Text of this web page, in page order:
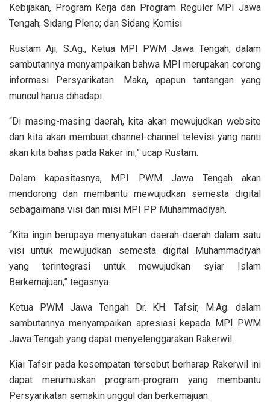
Kebijakan, Program Kerja dan Program Reguler MPI Jawa
Tengah; Sidang Pleno; dan Sidang Komisi.
Rustam Aji, S.Ag., Ketua MPI PWM Jawa Tengah, dalam
sambutannya menyampaikan bahwa MPI merupakan corong
informasi Persyarikatan. Maka, apapun tantangan yang
muncul harus dihadapi.
“Di masing-masing daerah, kita akan mewujudkan website
dan kita akan membuat channel-channel televisi yang nanti
akan kita bahas pada Raker ini,” ucap Rustam.
Dalam kapasitasnya, MPI PWM Jawa Tengah akan
mendorong dan membantu mewujudkan semesta digital
sebagaimana visi dan misi MPI PP Muhammadiyah.
“Kita ingin berupaya menyatukan daerah-daerah dalam satu
visi untuk mewujudkan semesta digital Muhammadiyah
yang terintegrasi untuk mewujudkan syiar Islam
Berkemajuan,” tegasnya.
Ketua PWM Jawa Tengah Dr. KH. Tafsir, M.Ag. dalam
sambutannya menyampaikan apresiasi kepada MPI PWM
Jawa Tengah yang dapat menyelenggarakan Rakerwil.
Kiai Tafsir pada kesempatan tersebut berharap Rakerwil ini
dapat merumuskan program-program yang membantu
Persyarikatan semakin unggul dan berkemajuan.